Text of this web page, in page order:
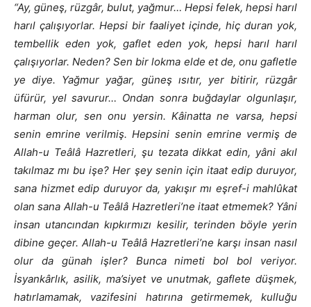
“Ay, güneş, rüzgâr, bulut, yağmur… Hepsi felek, hepsi harıl
harıl çalışıyorlar. Hepsi bir faaliyet içinde, hiç duran yok,
tembellik eden yok, gaflet eden yok, hepsi harıl harıl
çalışıyorlar. Neden? Sen bir lokma elde et de, onu gafletle
ye diye. Yağmur yağar, güneş ısıtır, yer bitirir, rüzgâr
üfürür, yel savurur… Ondan sonra buğdaylar olgunlaşır,
harman olur, sen onu yersin. Kâinatta ne varsa, hepsi
senin emrine verilmiş. Hepsini senin emrine vermiş de
Allah-u Teâlâ Hazretleri, şu tezata dikkat edin, yâni akıl
takılmaz mı bu işe? Her şey senin için itaat edip duruyor,
sana hizmet edip duruyor da, yakışır mı eşref-i mahlûkat
olan sana Allah-u Teâlâ Hazretleri’ne itaat etmemek? Yâni
insan utancından kıpkırmızı kesilir, terinden böyle yerin
dibine geçer. Allah-u Teâlâ Hazretleri’ne karşı insan nasıl
olur da günah işler? Bunca nimeti bol bol veriyor.
İsyankârlık, asilik, ma’siyet ve unutmak, gaflete düşmek,
hatırlamamak, vazifesini hatırına getirmemek, kulluğu